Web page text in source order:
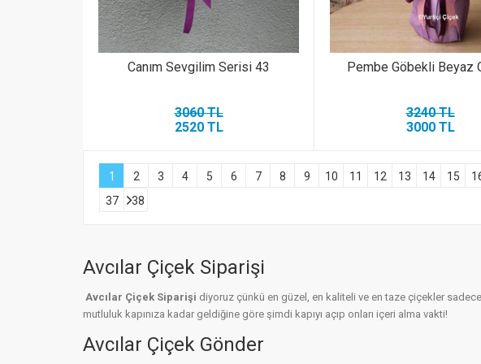
Canım Sevgilim Serisi 43
3060 TL
2520 TL
Pembe Göbekli Beyaz
3240 TL
3000 TL
1 2 3 4 5 6 7 8 9 10 11 12 13 14 15
37
38
Avcılar Çiçek Siparişi
Avcılar Çiçek Siparişi diyoruz çünkü en güzel, en kaliteli ve en taze çiçekler
mutluluk kapınıza kadar geldiğine göre şimdi kapıyı açıp onları içeri alma vakti!
Avcılar Çiçek Gönder